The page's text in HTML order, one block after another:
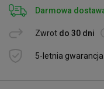
Darmowa
Zwrot do 30 dni
5-letnia